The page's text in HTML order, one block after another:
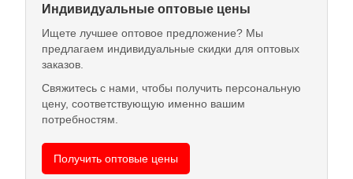
Индивидуальные оптовые цены
Ищете лучшее оптовое предложение? Мы
предлагаем индивидуальные скидки для оптовых
заказов.
Свяжитесь с нами, чтобы получить персональную
цену, соответствующую именно вашим
потребностям.
Получить оптовые цены